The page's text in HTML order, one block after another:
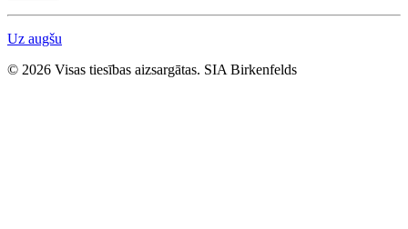
Uz augšu
© 2026 Visas tiesības aizsargātas. SIA Birkenfelds